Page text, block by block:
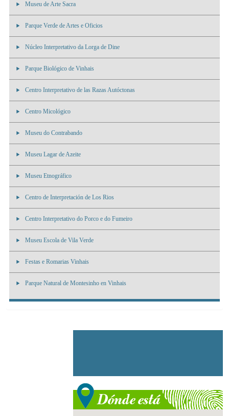
Museu de Arte Sacra
Parque Verde de Artes e Oficios
Núcleo Interpretativo da Lorga de Dine
Parque Biológico de Vinhais
Centro Interpretativo de las Razas Autóctonas
Centro Micológico
Museu do Contrabando
Museu Lagar de Azeite
Museu Etnográfico
Centro de Interpretación de Los Rios
Centro Interpretativo do Porco e do Fumeiro
Museu Escola de Vila Verde
Festas e Romarias Vinhais
Parque Natural de Montesinho en Vinhais